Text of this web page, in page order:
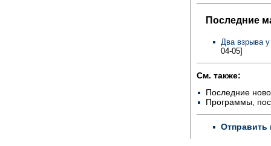
Последние
Два взрыва
04-05]
См. также:
Последние
Программы,
Отправить